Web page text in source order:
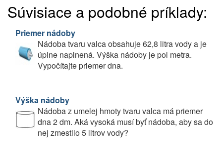
Súvisiace a podobné príklady:
Priemer nádoby
Nádoba tvaru valca obsahuje 62,8 litra vody a je
úplne naplnená. Výška nádoby je pol metra.
Vypočítajte priemer dna.
Výška nádoby
Nádoba z umelej hmoty tvaru valca má priemer
dna 2 dm. Aká vysoká musí byť nádoba, aby sa do
nej zmestilo 5 litrov vody?